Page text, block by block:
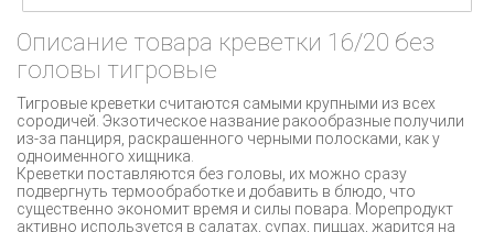
Описание товара креветки 16/20 без
головы тигровые
Тигровые креветки считаются самыми крупными из всех
сородичей. Экзотическое название ракообразные получили
из-за панциря, раскрашенного черными полосками, как у
одноименного хищника.
Креветки поставляются без головы, их можно сразу
подвергнуть термообработке и добавить в блюдо, что
существенно экономит время и силы повара. Морепродукт
активно используется в салатах, супах, пиццах, жарится на